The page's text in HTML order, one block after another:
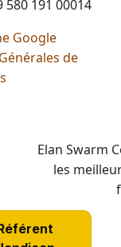
Elan Swarm
les
580 191 00014
Google
de